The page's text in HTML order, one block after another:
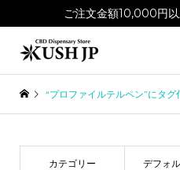
ご注文金額10,000円
“プロファイルテルペン”にタ
カテゴリー デフォ